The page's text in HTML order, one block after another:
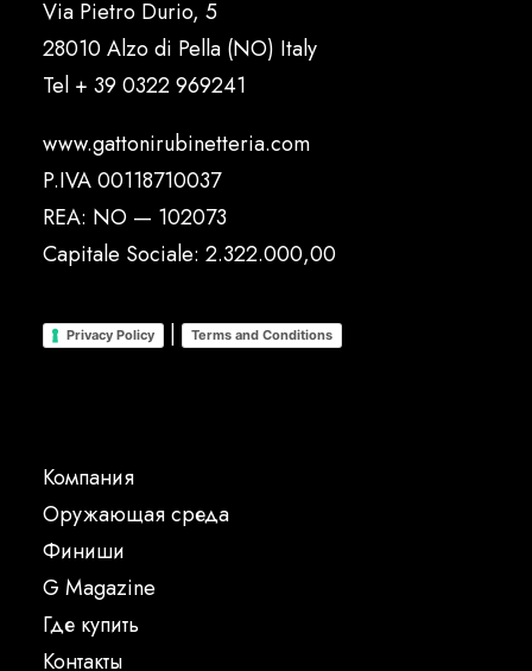
Via Pietro Durio, 5
28010 Alzo di Pella (NO) Italy
Tel + 39 0322 969241
www.gattonirubinetteria.com
P.IVA 00118710037
REA: NO — 102073
Capitale Sociale: 2.322.000,00
Privacy Policy | Terms and Conditions
Компания
Oружающая среда
Финиши
G Magazine
Где купить
Контакты